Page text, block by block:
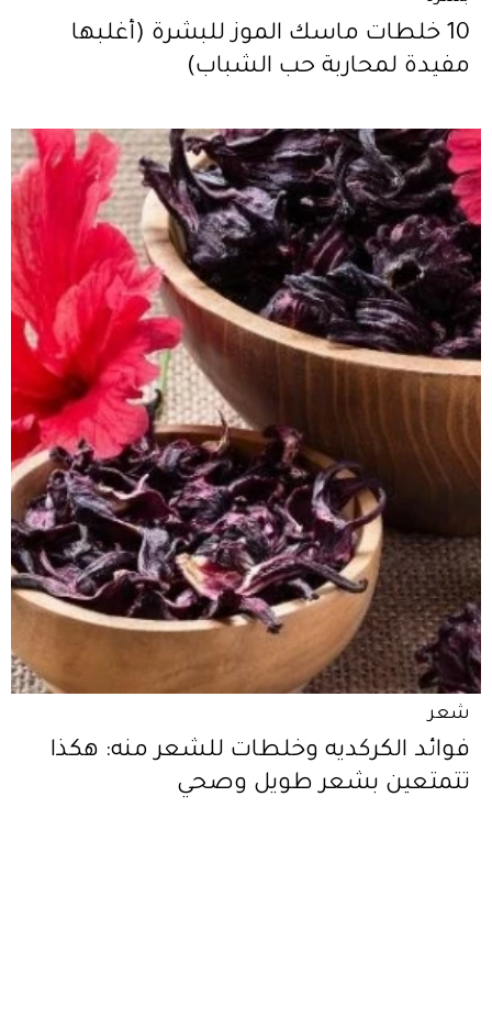
10 خلطات ماسك الموز للبشرة (أغلبها
مفيدة لمحاربة حب الشباب)
شعر
فوائد الكركديه وخلطات للشعر منه: هكذا
تتمتعين بشعر طويل وصحي